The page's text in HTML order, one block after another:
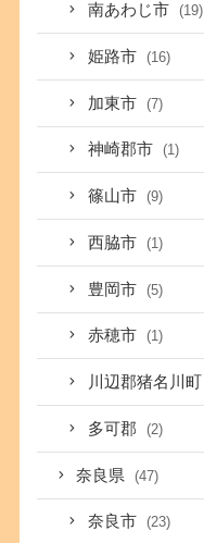
南あわじ市 (19)
姫路市 (16)
加東市 (7)
神崎郡市 (1)
篠山市 (9)
西脇市 (1)
豊岡市 (5)
赤穂市 (1)
川辺郡猪名川町
多可郡 (2)
奈良県 (47)
奈良市 (23)